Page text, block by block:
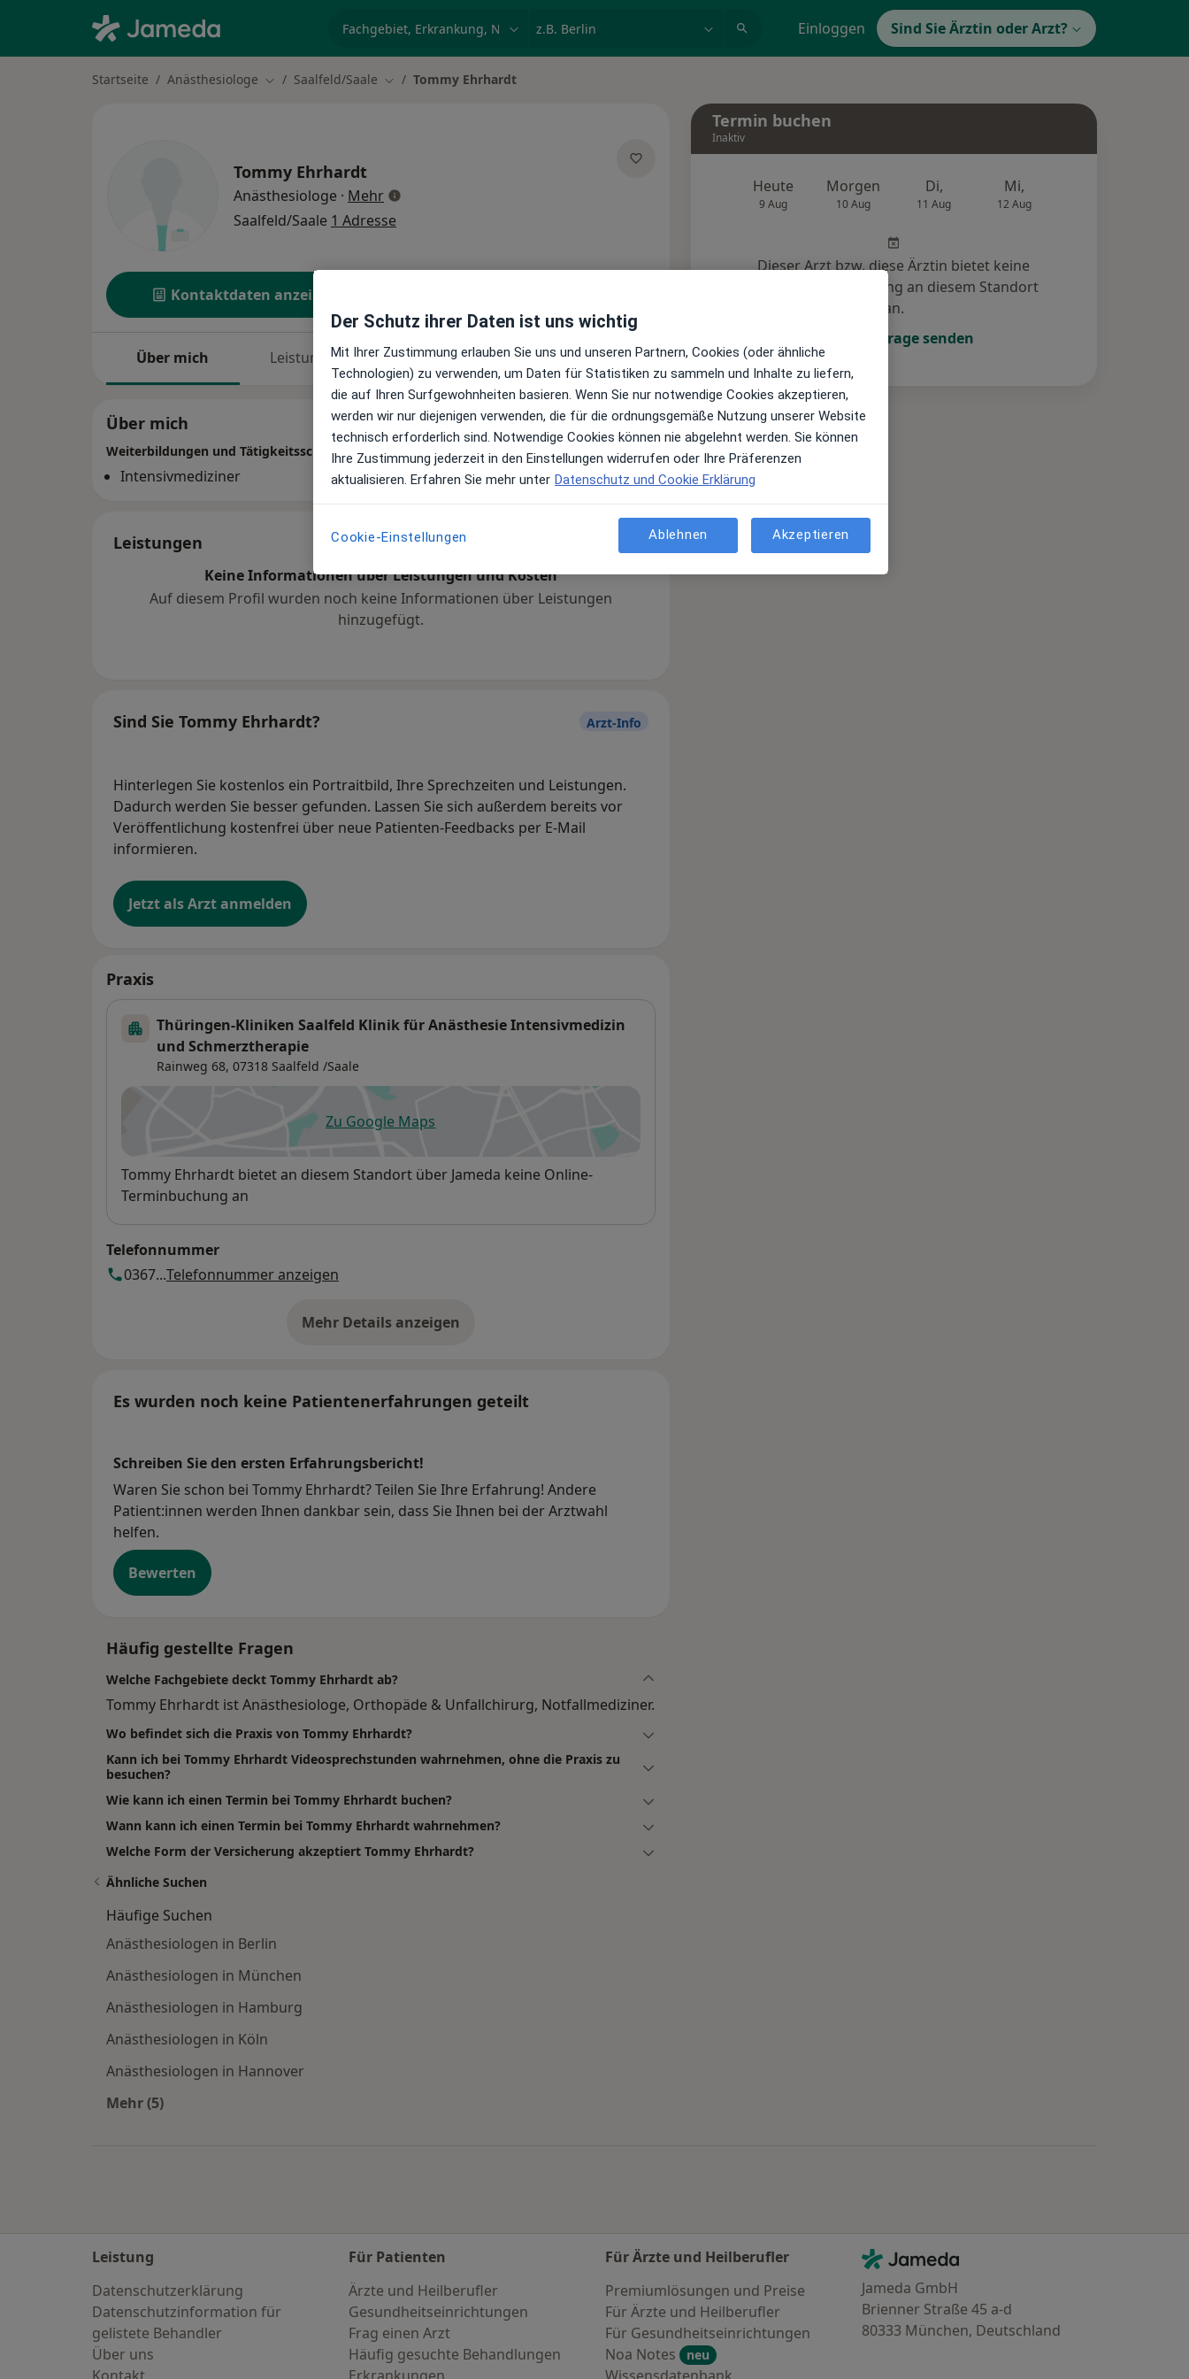
Einloggen Sind Sie Ärztin oder Arzt?
Startseite Anästhesiologe Stadt ändern
Saalfeld/Saale Stadt ändern
Tommy Ehrhardt
Tommy Ehrhardt
Anästhesiologe · Mehrüber Spezialisierungen
Saalfeld/Saale 1 Adresse
Kontaktdaten anzeigen
Über mich Leistungen Standorte Bewertungen
Über mich
Weiterbildungen und Tätigkeitsschwerpunkte
Intensivmediziner
Leistungen
Keine Informationen über Leistungen und Kosten
Auf diesem Profil wurden noch keine Informationen über Leistungen
hinzugefügt.
Sind Sie Tommy Ehrhardt? Arzt-Info
Hinterlegen Sie kostenlos ein Portraitbild, Ihre Sprechzeiten und Leistungen.
Dadurch werden Sie besser gefunden. Lassen Sie sich außerdem bereits vor
Veröffentlichung kostenfrei über neue Patienten-Feedbacks per E-Mail
informieren.
Jetzt als Arzt anmelden
Praxis
Thüringen-Kliniken Saalfeld Klinik für Anästhesie Intensivmedizin
und Schmerztherapie
Rainweg 68, 07318 Saalfeld /Saale
Zu Google Mapsöffnet in einer neuen Registerkarte
Verfügbarkeit
Tommy Ehrhardt bietet an diesem Standort über Jameda keine Online-
Terminbuchung an
Telefonnummer
0367...Telefonnummer anzeigen
Mehr Details anzeigen
über die Adresse
Es wurden noch keine Patientenerfahrungen geteilt
Schreiben Sie den ersten Erfahrungsbericht!
Waren Sie schon bei Tommy Ehrhardt? Teilen Sie Ihre Erfahrung! Andere
Patient:innen werden Ihnen dankbar sein, dass Sie Ihnen bei der Arztwahl
helfen.
Bewerten
Häufig gestellte Fragen
Welche Fachgebiete deckt Tommy Ehrhardt ab?
Tommy Ehrhardt ist Anästhesiologe, Orthopäde & Unfallchirurg, Notfallmediziner.
Wo befindet sich die Praxis von Tommy Ehrhardt?
Kann ich bei Tommy Ehrhardt Videosprechstunden wahrnehmen, ohne die Praxis zu
besuchen?
Wie kann ich einen Termin bei Tommy Ehrhardt buchen?
Wann kann ich einen Termin bei Tommy Ehrhardt wahrnehmen?
Welche Form der Versicherung akzeptiert Tommy Ehrhardt?
Termin buchen
Inaktiv
Heute
9 Aug
Morgen
10 Aug
Di,
11 Aug
Mi,
12 Aug
Dieser Arzt bzw. diese Ärztin bietet keine
Online-Terminbuchung an diesem Standort
an.
Terminanfrage senden
Ähnliche Suchen
Häufige Suchen
Anästhesiologen in Berlin
Anästhesiologen in München
Anästhesiologen in Hamburg
Anästhesiologen in Köln
Anästhesiologen in Hannover
Mehr (5)
Leistung
Datenschutzerklärung
Datenschutzinformation für
gelistete Behandler
Über uns
Für Patienten
Ärzte und Heilberufler
Gesundheitseinrichtungen
Frag einen Arzt
Häufig gesuchte Behandlungen
Für Ärzte und Heilberufler
Premiumlösungen und Preise
Für Ärzte und Heilberufler
Für Gesundheitseinrichtungen
Noa Notes
neu
Kontakt
Jameda - Startseite
Jameda GmbH
Brienner Straße 45 a-d
80333 München, Deutschland
Der Schutz ihrer Daten ist uns wichtig
Mit Ihrer Zustimmung erlauben Sie uns und unseren Partnern, Cookies (oder ähnliche
Technologien) zu verwenden, um Daten für Statistiken zu sammeln und Inhalte zu liefern,
die auf Ihren Surfgewohnheiten basieren. Wenn Sie nur notwendige Cookies akzeptieren,
werden wir nur diejenigen verwenden, die für die ordnungsgemäße Nutzung unserer Website
technisch erforderlich sind. Notwendige Cookies können nie abgelehnt werden. Sie können
Ihre Zustimmung jederzeit in den Einstellungen widerrufen oder Ihre Präferenzen
aktualisieren. Erfahren Sie mehr unter Datenschutz und Cookie Erklärung
Cookie-Einstellungen Ablehnen Akzeptieren